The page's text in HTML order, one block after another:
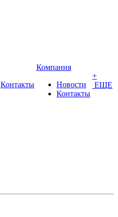
Контакты
Компания
Новости
Контакты
+
ЕЩЕ